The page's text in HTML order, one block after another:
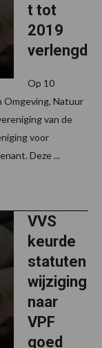
t tot
2019
verlengd
Op 10
Omgeving, Natuur
van de
voor
Deze ...
VVS
keurde
statuten
wijziging
naar
VPF
goed